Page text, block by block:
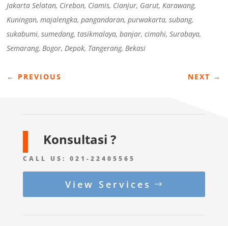
Jakarta Selatan, Cirebon, Ciamis, Cianjur, Garut, Karawang,
Kuningan, majalengka, pangandaran, purwakarta, subang,
sukabumi, sumedang, tasikmalaya, banjar, cimahi, Surabaya,
Semarang, Bogor, Depok, Tangerang, Bekasi
← PREVIOUS NEXT →
Konsultasi ?
CALL US: 021-22405565
View Services